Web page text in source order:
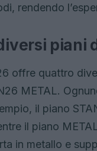
rendendo
piani
offre quattro
METAL.
il piano
il piano
in metallo e